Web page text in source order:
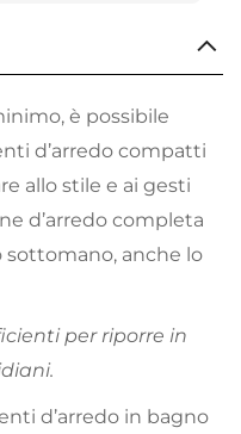
è possibile
d’arredo compatti
allo stile e ai gesti
d’arredo completa
anche lo
per riporre in
d’arredo in bagno